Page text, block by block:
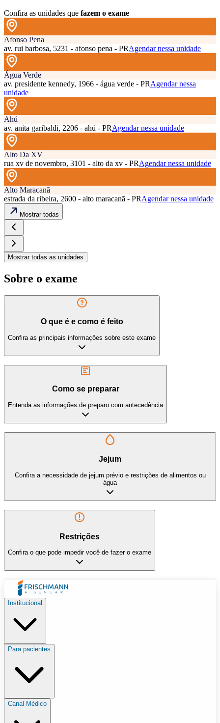
Confira as unidades que fazem o exame
Afonso Pena
av. rui barbosa, 5231 - afonso pena - PRAgendar nessa unidade
Água Verde
av. presidente kennedy, 1966 - água verde - PRAgendar nessa
unidade
Ahú
av. anita garibaldi, 2206 - ahú - PRAgendar nessa unidade
Alto Da XV
rua xv de novembro, 3101 - alto da xv - PRAgendar nessa unidade
Alto Maracanã
estrada da ribeira, 2600 - alto maracanã - PRAgendar nessa unidade
Mostrar todas
Mostrar todas as unidades
Sobre o exame
O que é e como é feito
Confira as principais informações sobre este exame
Como se preparar
Entenda as informações de preparo com antecedência
Jejum
Confira a necessidade de jejum prévio e restrições de alimentos ou
água
Restrições
Confira o que pode impedir você de fazer o exame
Institucional
Para pacientes
Canal Médico